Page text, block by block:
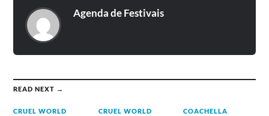
Agenda de Festivais
READ NEXT →
CRUEL WORLD
CRUEL WORLD
COACHELLA